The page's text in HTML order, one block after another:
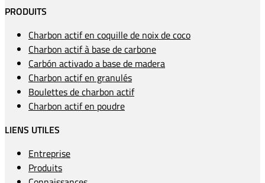
PRODUITS
Charbon actif en coquille de noix de coco
Charbon actif à base de carbone
Carbón activado a base de madera
Charbon actif en granulés
Boulettes de charbon actif
Charbon actif en poudre
LIENS UTILES
Entreprise
Produits